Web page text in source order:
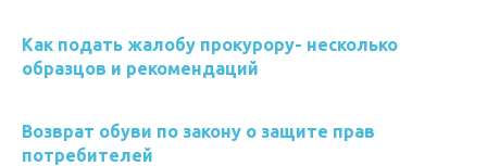
Как подать жалобу прокурору- несколько
образцов и рекомендаций
Возврат обуви по закону о защите прав
потребителей